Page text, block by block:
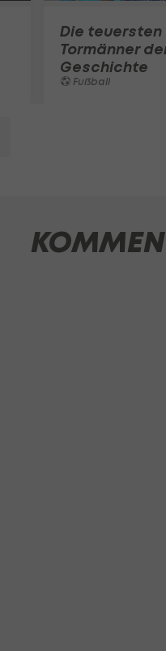
Die teuersten
Tormänner
Geschichte
Fußball